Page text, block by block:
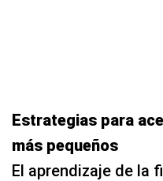
Estrategias para
más pequeños
El aprendizaje de la